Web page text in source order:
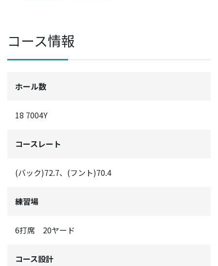
コース情報
ホール数
18 7004Y
コースレート
(バック)72.7、(フント)70.4
練習場
6打席 20ヤード
コース設計